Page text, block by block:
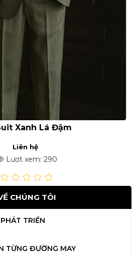
Xanh Lá Đậm
Liên hệ
Lượt xem: 290
CHÚNG TÔI
TRIỂN
TỪNG ĐƯỜNG MAY